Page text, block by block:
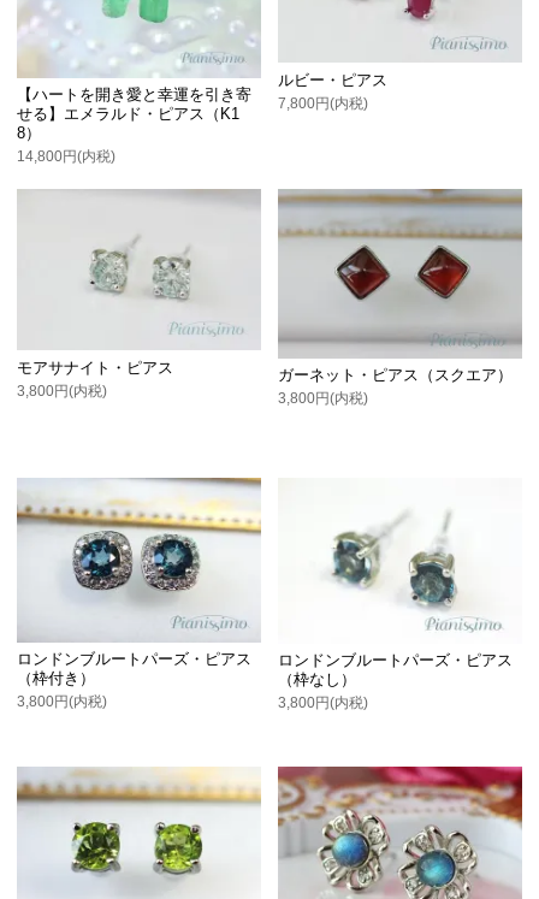
【ハートを開き愛と幸運を引き寄
せる】エメラルド・ピアス（K1
8）
14,800円(内税)
ルビー・ピアス
7,800円(内税)
モアサナイト・ピアス
3,800円(内税)
ガーネット・ピアス（スクエア）
3,800円(内税)
ロンドンブルートパーズ・ピアス
（枠付き）
3,800円(内税)
ロンドンブルートパーズ・ピアス
（枠なし）
3,800円(内税)